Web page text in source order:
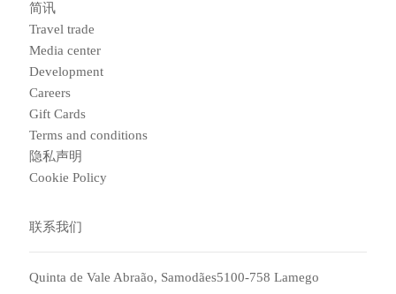
简讯
Travel trade
Media center
Development
Careers
Gift Cards
Terms and conditions
隐私声明
Cookie Policy
联系我们
Quinta de Vale Abraão, Samodães5100-758 Lamego